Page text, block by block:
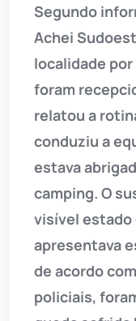
Segundo
Achei
localidade
foram
relatou a
conduziu a
estava
camping. O
visível estado
apresentava
de acordo
policiais,